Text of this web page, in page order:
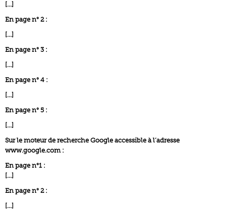
[…]
En page n° 2 :
[…]
En page n° 3 :
[…]
En page n° 4 :
[…]
En page n° 5 :
[…]
Sur le moteur de recherche Google accessible à l’adresse
www.google.com :
En page n°1 :
[…]
En page n° 2 :
[…]